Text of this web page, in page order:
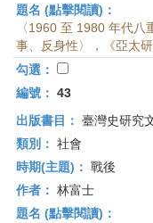
題名 (點擊閱讀)：
〈1960 至 1980 年代
事、反身性〉，《亞太
勾選：
編號： 43
出版書目： 臺灣史研究
類別： 社會
時期(主題)： 戰後
作者： 林富士
題名 (點擊閱讀)：